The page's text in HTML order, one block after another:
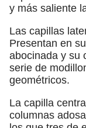
y más saliente
Las capillas
Presentan en
abocinada y su
serie de
geométricos.
La capilla
columnas